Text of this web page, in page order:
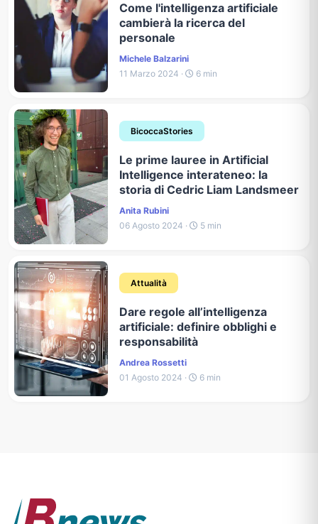
Come l'intelligenza artificiale
cambierà la ricerca del
personale
Michele Balzarini
11 Marzo 2024 ·
6 min
BicoccaStories
Le prime lauree in Artificial
Intelligence interateneo: la
storia di Cedric Liam Landsmeer
Anita Rubini
06 Agosto 2024 ·
5 min
Attualità
Dare regole all’intelligenza
artificiale: definire obblighi e
responsabilità
Andrea Rossetti
01 Agosto 2024 ·
6 min